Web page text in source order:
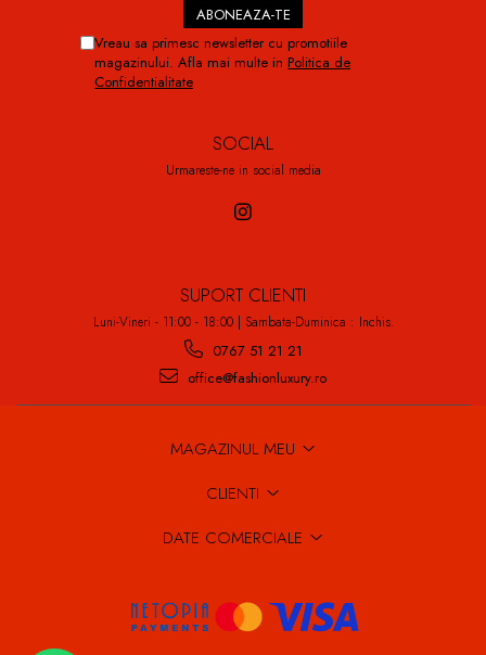
Vreau sa primesc newsletter cu promotiile
magazinului. Afla mai multe in Politica de
Confidentialitate
SOCIAL
Urmareste-ne in social media
SUPORT CLIENTI
Luni-Vineri - 11:00 - 18:00 | Sambata-Duminica : Inchis.
0767 51 21 21
office@fashionluxury.ro
MAGAZINUL MEU
CLIENTI
DATE COMERCIALE